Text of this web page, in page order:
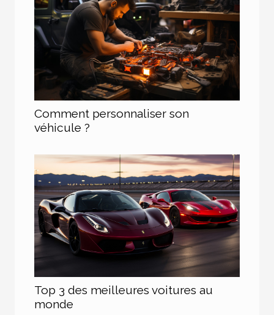
Comment personnaliser son
véhicule ?
Top 3 des meilleures voitures au
monde